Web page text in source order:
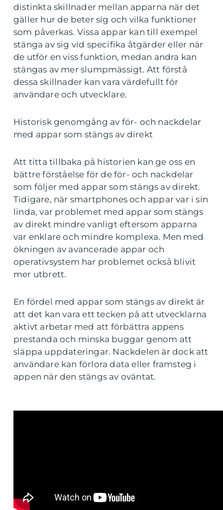
distinkta skillnader mellan apparna när det
gäller hur de beter sig och vilka funktioner
som påverkas. Vissa appar kan till exempel
stänga av sig vid specifika åtgärder eller när
de utför en viss funktion, medan andra kan
stängas av mer slumpmässigt. Att förstå
dessa skillnader kan vara värdefullt för
användare och utvecklare.
Historisk genomgång av för- och nackdelar
med appar som stängs av direkt
Att titta tillbaka på historien kan ge oss en
bättre förståelse för de för- och nackdelar
som följer med appar som stängs av direkt.
Tidigare, när smartphones och appar var i sin
linda, var problemet med appar som stängs
av direkt mindre vanligt eftersom apparna
var enklare och mindre komplexa. Men med
ökningen av avancerade appar och
operativsystem har problemet också blivit
mer utbrett.
En fördel med appar som stängs av direkt är
att det kan vara ett tecken på att utvecklarna
aktivt arbetar med att förbättra appens
prestanda och minska buggar genom att
släppa uppdateringar. Nackdelen är dock att
användare kan förlora data eller framsteg i
appen när den stängs av oväntat.